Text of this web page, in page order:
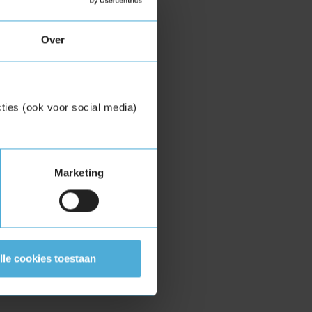
Over
(ook voor social media)
Marketing
cookies toestaan